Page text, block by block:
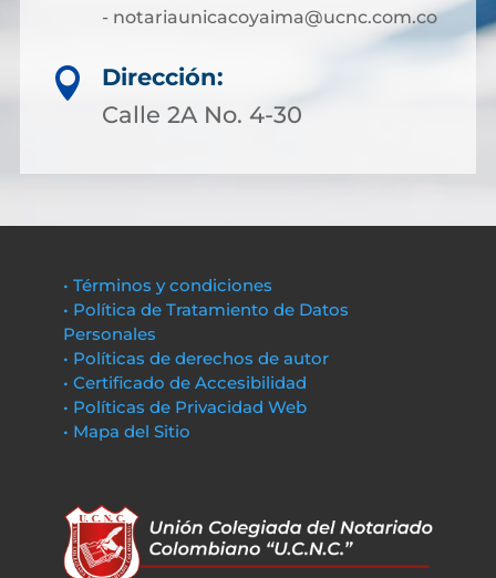
- notariaunicacoyaima@ucnc.com.co

Dirección:
Calle 2A No. 4-30
• Términos y condiciones
• Política de Tratamiento de Datos
Personales
• Políticas de derechos de autor
• Certificado de Accesibilidad
• Políticas de Privacidad Web
• Mapa del Sitio